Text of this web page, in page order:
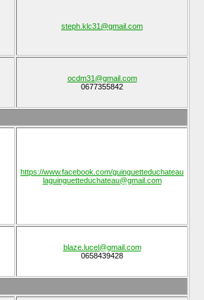
steph.klc31@gmail.com
ocdm31@gmail.com
0677355842
https://www.facebook.com/guinguetteduchateau
laguinguetteduchateau@gmail.com
blaze.lucel@gmail.com
0658439428